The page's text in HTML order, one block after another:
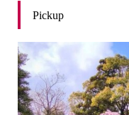
Pickup